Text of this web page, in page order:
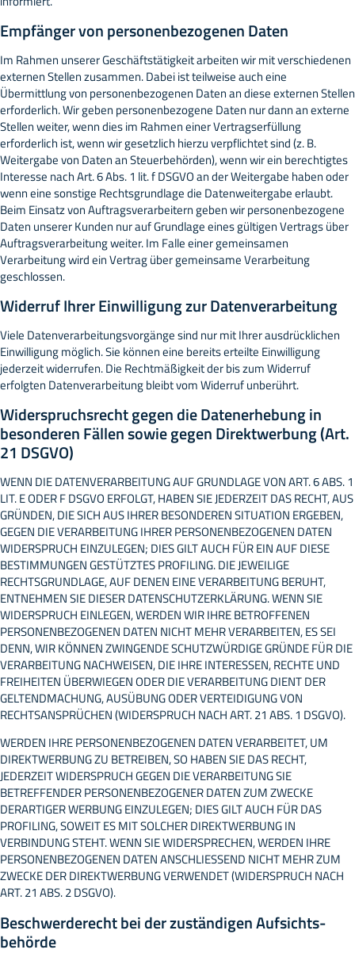
Empfänger von personenbezogenen Daten
Im Rahmen unserer Geschäftstätigkeit arbeiten wir mit verschiedenen
externen Stellen zusammen. Dabei ist teilweise auch eine
Übermittlung von personenbezogenen Daten an diese externen Stellen
erforderlich. Wir geben personenbezogene Daten nur dann an externe
Stellen weiter, wenn dies im Rahmen einer Vertragserfüllung
erforderlich ist, wenn wir gesetzlich hierzu verpflichtet sind (z. B.
Weitergabe von Daten an Steuerbehörden), wenn wir ein berechtigtes
Interesse nach Art. 6 Abs. 1 lit. f DSGVO an der Weitergabe haben oder
wenn eine sonstige Rechtsgrundlage die Datenweitergabe erlaubt.
Beim Einsatz von Auftragsverarbeitern geben wir personenbezogene
Daten unserer Kunden nur auf Grundlage eines gültigen Vertrags über
Auftragsverarbeitung weiter. Im Falle einer gemeinsamen
Verarbeitung wird ein Vertrag über gemeinsame Verarbeitung
geschlossen.
Widerruf Ihrer Einwilligung zur Datenverarbeitung
Viele Datenverarbeitungsvorgänge sind nur mit Ihrer ausdrücklichen
Einwilligung möglich. Sie können eine bereits erteilte Einwilligung
jederzeit widerrufen. Die Rechtmäßigkeit der bis zum Widerruf
erfolgten Datenverarbeitung bleibt vom Widerruf unberührt.
Widerspruchsrecht gegen die Datenerhebung in
besonderen Fällen sowie gegen Direktwerbung (Art.
21 DSGVO)
WENN DIE DATENVERARBEITUNG AUF GRUNDLAGE VON ART. 6 ABS. 1
LIT. E ODER F DSGVO ERFOLGT, HABEN SIE JEDERZEIT DAS RECHT, AUS
GRÜNDEN, DIE SICH AUS IHRER BESONDEREN SITUATION ERGEBEN,
GEGEN DIE VERARBEITUNG IHRER PERSONENBEZOGENEN DATEN
WIDERSPRUCH EINZULEGEN; DIES GILT AUCH FÜR EIN AUF DIESE
BESTIMMUNGEN GESTÜTZTES PROFILING. DIE JEWEILIGE
RECHTSGRUNDLAGE, AUF DENEN EINE VERARBEITUNG BERUHT,
ENTNEHMEN SIE DIESER DATENSCHUTZERKLÄRUNG. WENN SIE
WIDERSPRUCH EINLEGEN, WERDEN WIR IHRE BETROFFENEN
PERSONENBEZOGENEN DATEN NICHT MEHR VERARBEITEN, ES SEI
DENN, WIR KÖNNEN ZWINGENDE SCHUTZWÜRDIGE GRÜNDE FÜR DIE
VERARBEITUNG NACHWEISEN, DIE IHRE INTERESSEN, RECHTE UND
FREIHEITEN ÜBERWIEGEN ODER DIE VERARBEITUNG DIENT DER
GELTENDMACHUNG, AUSÜBUNG ODER VERTEIDIGUNG VON
RECHTSANSPRÜCHEN (WIDERSPRUCH NACH ART. 21 ABS. 1 DSGVO).
WERDEN IHRE PERSONENBEZOGENEN DATEN VERARBEITET, UM
DIREKTWERBUNG ZU BETREIBEN, SO HABEN SIE DAS RECHT,
JEDERZEIT WIDERSPRUCH GEGEN DIE VERARBEITUNG SIE
BETREFFENDER PERSONENBEZOGENER DATEN ZUM ZWECKE
DERARTIGER WERBUNG EINZULEGEN; DIES GILT AUCH FÜR DAS
PROFILING, SOWEIT ES MIT SOLCHER DIREKTWERBUNG IN
VERBINDUNG STEHT. WENN SIE WIDERSPRECHEN, WERDEN IHRE
PERSONENBEZOGENEN DATEN ANSCHLIESSEND NICHT MEHR ZUM
ZWECKE DER DIREKTWERBUNG VERWENDET (WIDERSPRUCH NACH
ART. 21 ABS. 2 DSGVO).
Beschwerde­recht bei der zuständigen Aufsichts­
behörde